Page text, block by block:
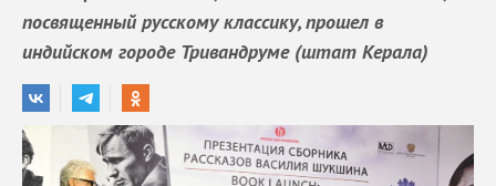
посвященный русскому классику, прошел в
индийском городе Тривандруме (штат Керала)